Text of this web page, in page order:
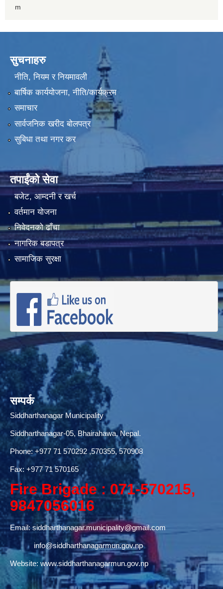
m
सुचनाहरु
नीति, नियम र नियमावली
बार्षिक कार्ययोजना, नीति/कार्यक्रम
समाचार
सार्वजनिक खरीद बोलपत्र
सुबिधा तथा नगर कर
तपाईंको सेवा
बजेट, आम्दनी र खर्च
वर्तमान योजना
निवेदनको ढाँचा
नागरिक बडापत्र
सामाजिक सुरक्षा
सम्पर्क
Siddharthanagar Municipality
Siddharthanagar-05, Bhairahawa, Nepal.
Phone:+977 71 570292,570355, 570908
Fax: +977 71 570165
Fire Brigade : 071-570215,
9847056016
Email:siddharthanagar.municipality@gmail.com
info@siddharthanagarmun.gov.np
Website: www.siddharthanagarmun.gov.np